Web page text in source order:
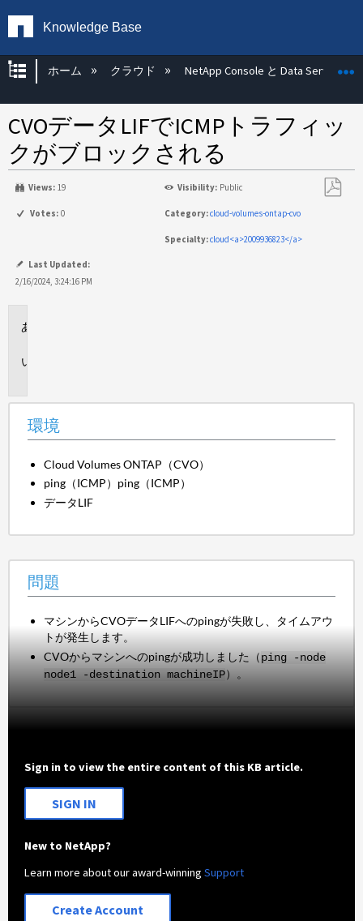
Knowledge Base
グローバル階層を展開/折りたたむ
ホーム クラウド NetApp Console と Data Services
CVOデータLIFでICMPトラフィッ
クがブロックされる
Views: 19 Visibility: Public
Votes: 0 Category:cloud-volumes-ontap-cvo
Specialty:cloud<a>2009936823</a>
Last Updated:
2/16/2024, 3:24:16 PM
環境
Cloud Volumes ONTAP（CVO）
ping（ICMP）ping（ICMP）
データLIF
問題
マシンからCVOデータLIFへのpingが失敗し、タイムアウ
トが発生します。
CVOからマシンへのpingが成功しました（ping -node
node1 -destination machineIP）。
Sign in to view the entire content of this KB article.
SIGN IN
New to NetApp?
Learn more about our award-winningSupport
Create Account